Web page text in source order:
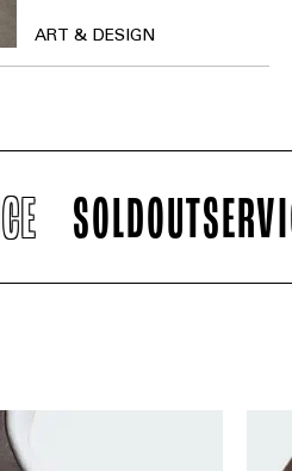
ART & DESIGN
SOLDOUTSERVICE